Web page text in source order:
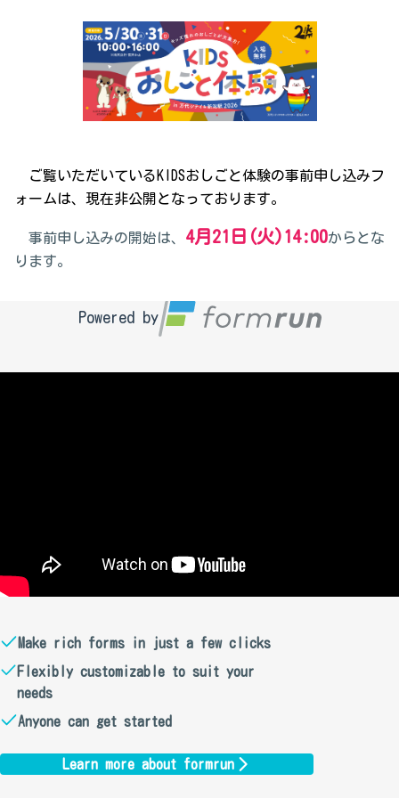
ご覧いただいているKIDSおしごと体験の事前申し込みフ
ォームは、現在非公開となっております。
事前申し込みの開始は、 4月21日(火)14:00からとな
ります。
Powered by
Make rich forms in just a few clicks
Flexibly customizable to suit your
needs
Anyone can get started
Learn more about formrun